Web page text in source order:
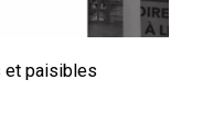
et paisibles